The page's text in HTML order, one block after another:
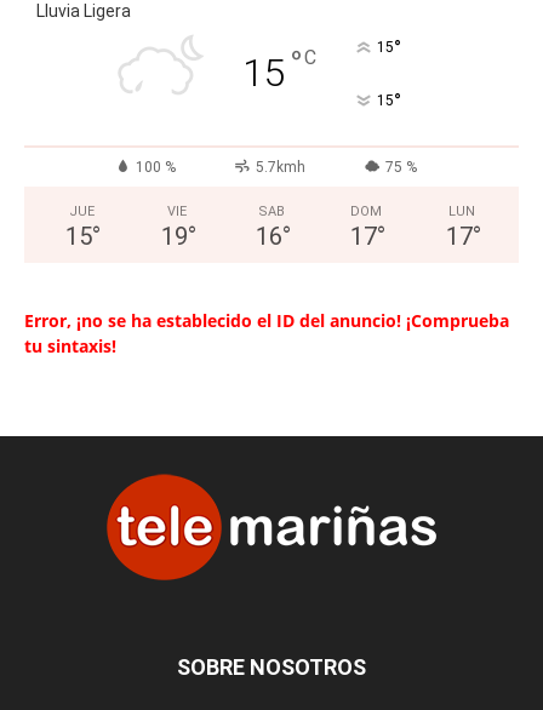
Lluvia Ligera
15 °C 15°
15°
100 % 5.7kmh 75 %
JUE
15°
VIE
19°
SAB
16°
DOM
17°
LUN
17°
Error, ¡no se ha establecido el ID del anuncio! ¡Comprueba
tu sintaxis!
SOBRE NOSOTROS